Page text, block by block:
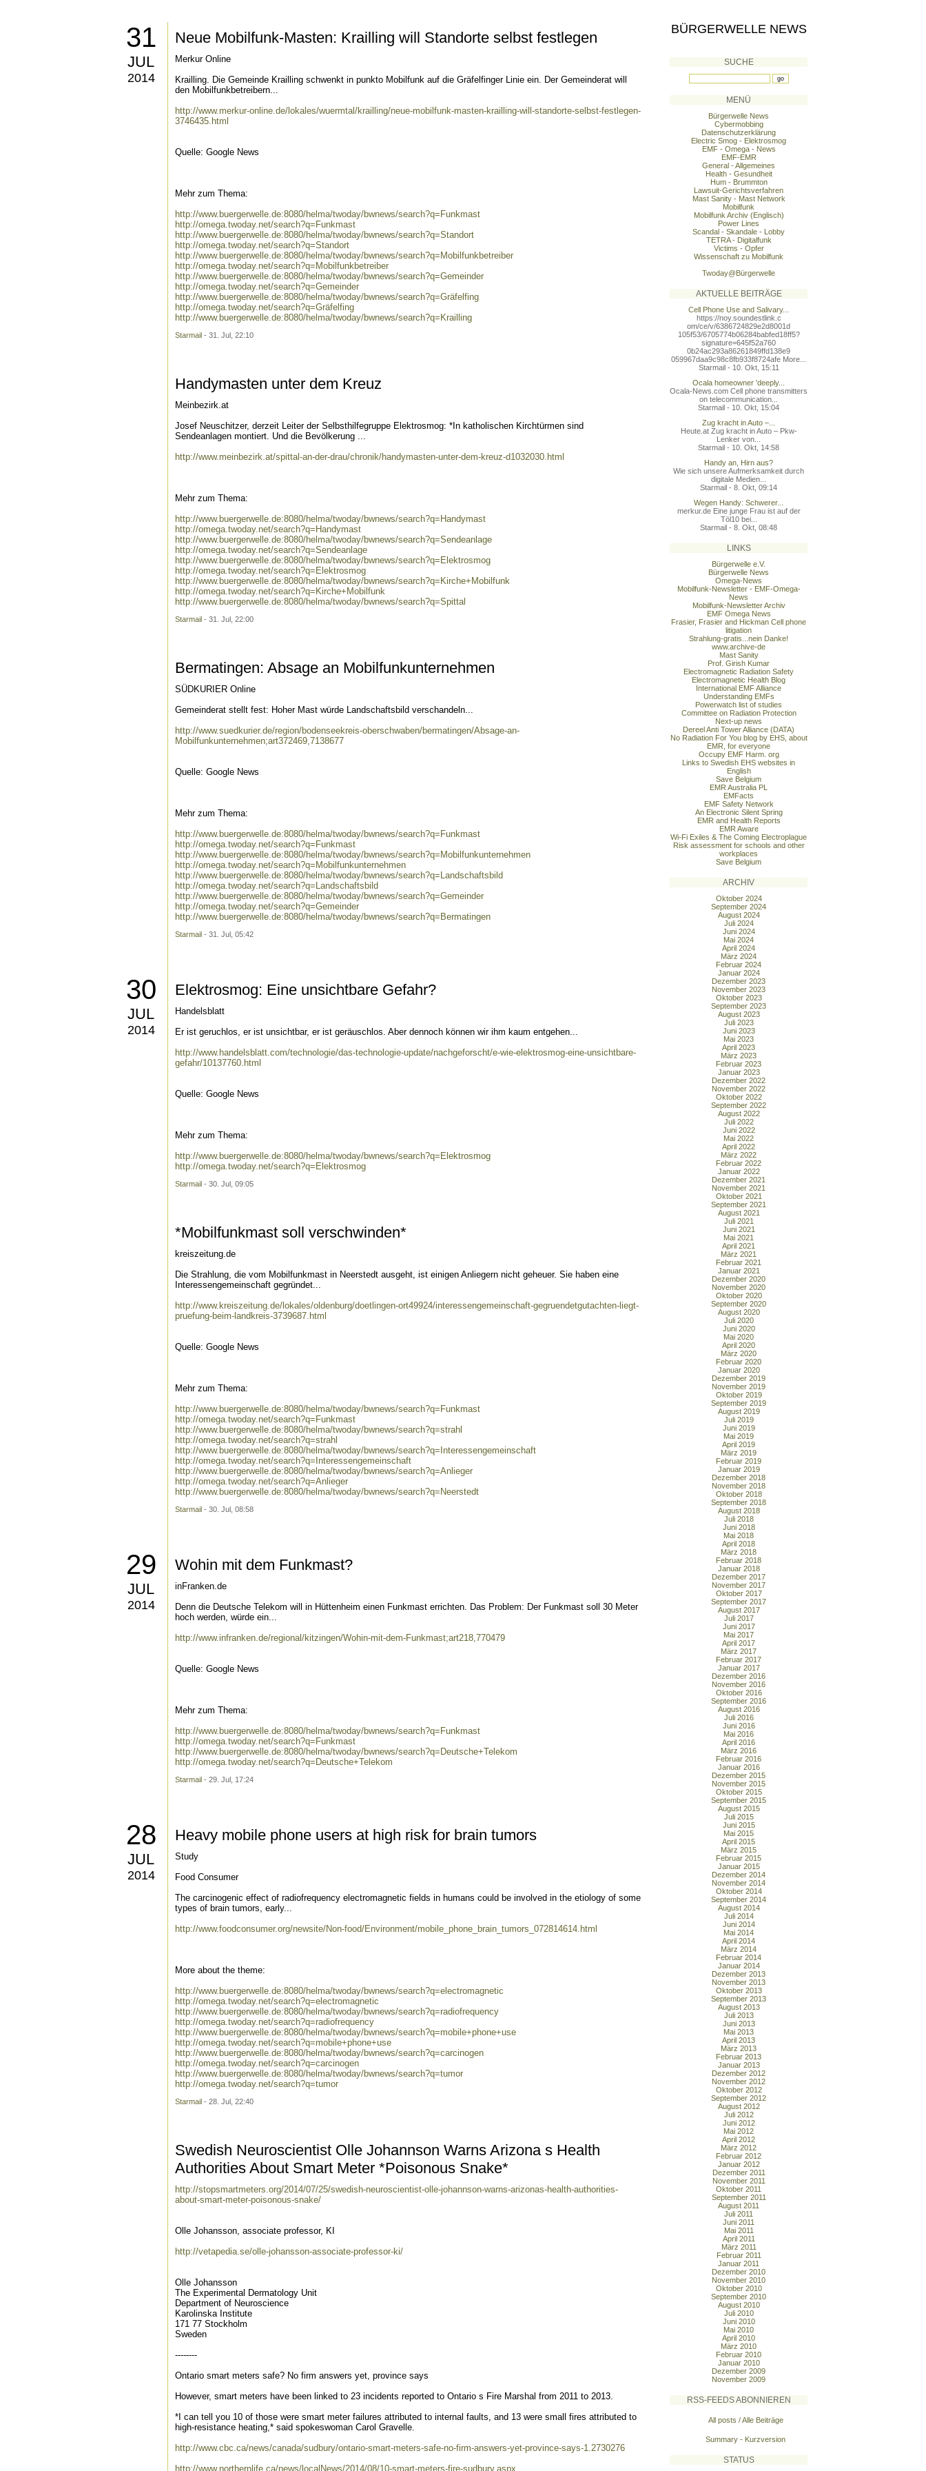
31
JUL
2014
Neue Mobilfunk-Masten: Krailling will Standorte selbst festlegen
Merkur Online
Krailling. Die Gemeinde Krailling schwenkt in punkto Mobilfunk auf die Gräfelfinger Linie ein. Der Gemeinderat will
den Mobilfunkbetreibern...
http://www.merkur-online.de/lokales/wuermtal/krailling/neue-mobilfunk-masten-krailling-will-standorte-selbst-festlegen-
3746435.html
Quelle: Google News
Mehr zum Thema:
http://www.buergerwelle.de:8080/helma/twoday/bwnews/search?q=Funkmast
http://omega.twoday.net/search?q=Funkmast
http://www.buergerwelle.de:8080/helma/twoday/bwnews/search?q=Standort
http://omega.twoday.net/search?q=Standort
http://www.buergerwelle.de:8080/helma/twoday/bwnews/search?q=Mobilfunkbetreiber
http://omega.twoday.net/search?q=Mobilfunkbetreiber
http://www.buergerwelle.de:8080/helma/twoday/bwnews/search?q=Gemeinder
http://omega.twoday.net/search?q=Gemeinder
http://www.buergerwelle.de:8080/helma/twoday/bwnews/search?q=Gräfelfing
http://omega.twoday.net/search?q=Gräfelfing
http://www.buergerwelle.de:8080/helma/twoday/bwnews/search?q=Krailling
Starmail - 31. Jul, 22:10
Handymasten unter dem Kreuz
Meinbezirk.at
Josef Neuschitzer, derzeit Leiter der Selbsthilfegruppe Elektrosmog: *In katholischen Kirchtürmen sind
Sendeanlagen montiert. Und die Bevölkerung ...
http://www.meinbezirk.at/spittal-an-der-drau/chronik/handymasten-unter-dem-kreuz-d1032030.html
Mehr zum Thema:
http://www.buergerwelle.de:8080/helma/twoday/bwnews/search?q=Handymast
http://omega.twoday.net/search?q=Handymast
http://www.buergerwelle.de:8080/helma/twoday/bwnews/search?q=Sendeanlage
http://omega.twoday.net/search?q=Sendeanlage
http://www.buergerwelle.de:8080/helma/twoday/bwnews/search?q=Elektrosmog
http://omega.twoday.net/search?q=Elektrosmog
http://www.buergerwelle.de:8080/helma/twoday/bwnews/search?q=Kirche+Mobilfunk
http://omega.twoday.net/search?q=Kirche+Mobilfunk
http://www.buergerwelle.de:8080/helma/twoday/bwnews/search?q=Spittal
Starmail - 31. Jul, 22:00
Bermatingen: Absage an Mobilfunkunternehmen
SÜDKURIER Online
Gemeinderat stellt fest: Hoher Mast würde Landschaftsbild verschandeln...
http://www.suedkurier.de/region/bodenseekreis-oberschwaben/bermatingen/Absage-an-
Mobilfunkunternehmen;art372469,7138677
Quelle: Google News
Mehr zum Thema:
http://www.buergerwelle.de:8080/helma/twoday/bwnews/search?q=Funkmast
http://omega.twoday.net/search?q=Funkmast
http://www.buergerwelle.de:8080/helma/twoday/bwnews/search?q=Mobilfunkunternehmen
http://omega.twoday.net/search?q=Mobilfunkunternehmen
http://www.buergerwelle.de:8080/helma/twoday/bwnews/search?q=Landschaftsbild
http://omega.twoday.net/search?q=Landschaftsbild
http://www.buergerwelle.de:8080/helma/twoday/bwnews/search?q=Gemeinder
http://omega.twoday.net/search?q=Gemeinder
http://www.buergerwelle.de:8080/helma/twoday/bwnews/search?q=Bermatingen
Starmail - 31. Jul, 05:42
30
JUL
2014
Elektrosmog: Eine unsichtbare Gefahr?
Handelsblatt
Er ist geruchlos, er ist unsichtbar, er ist geräuschlos. Aber dennoch können wir ihm kaum entgehen...
http://www.handelsblatt.com/technologie/das-technologie-update/nachgeforscht/e-wie-elektrosmog-eine-unsichtbare-
gefahr/10137760.html
Quelle: Google News
Mehr zum Thema:
http://www.buergerwelle.de:8080/helma/twoday/bwnews/search?q=Elektrosmog
http://omega.twoday.net/search?q=Elektrosmog
Starmail - 30. Jul, 09:05
*Mobilfunkmast soll verschwinden*
kreiszeitung.de
Die Strahlung, die vom Mobilfunkmast in Neerstedt ausgeht, ist einigen Anliegern nicht geheuer. Sie haben eine
Interessengemeinschaft gegründet...
http://www.kreiszeitung.de/lokales/oldenburg/doetlingen-ort49924/interessengemeinschaft-gegruendetgutachten-liegt-
pruefung-beim-landkreis-3739687.html
Quelle: Google News
Mehr zum Thema:
http://www.buergerwelle.de:8080/helma/twoday/bwnews/search?q=Funkmast
http://omega.twoday.net/search?q=Funkmast
http://www.buergerwelle.de:8080/helma/twoday/bwnews/search?q=strahl
http://omega.twoday.net/search?q=strahl
http://www.buergerwelle.de:8080/helma/twoday/bwnews/search?q=Interessengemeinschaft
http://omega.twoday.net/search?q=Interessengemeinschaft
http://www.buergerwelle.de:8080/helma/twoday/bwnews/search?q=Anlieger
http://omega.twoday.net/search?q=Anlieger
http://www.buergerwelle.de:8080/helma/twoday/bwnews/search?q=Neerstedt
Starmail - 30. Jul, 08:58
29
JUL
2014
Wohin mit dem Funkmast?
inFranken.de
Denn die Deutsche Telekom will in Hüttenheim einen Funkmast errichten. Das Problem: Der Funkmast soll 30 Meter
hoch werden, würde ein...
http://www.infranken.de/regional/kitzingen/Wohin-mit-dem-Funkmast;art218,770479
Quelle: Google News
Mehr zum Thema:
http://www.buergerwelle.de:8080/helma/twoday/bwnews/search?q=Funkmast
http://omega.twoday.net/search?q=Funkmast
http://www.buergerwelle.de:8080/helma/twoday/bwnews/search?q=Deutsche+Telekom
http://omega.twoday.net/search?q=Deutsche+Telekom
Starmail - 29. Jul, 17:24
28
JUL
2014
Heavy mobile phone users at high risk for brain tumors
Study
Food Consumer
The carcinogenic effect of radiofrequency electromagnetic fields in humans could be involved in the etiology of some
types of brain tumors, early...
http://www.foodconsumer.org/newsite/Non-food/Environment/mobile_phone_brain_tumors_072814614.html
More about the theme:
http://www.buergerwelle.de:8080/helma/twoday/bwnews/search?q=electromagnetic
http://omega.twoday.net/search?q=electromagnetic
http://www.buergerwelle.de:8080/helma/twoday/bwnews/search?q=radiofrequency
http://omega.twoday.net/search?q=radiofrequency
http://www.buergerwelle.de:8080/helma/twoday/bwnews/search?q=mobile+phone+use
http://omega.twoday.net/search?q=mobile+phone+use
http://www.buergerwelle.de:8080/helma/twoday/bwnews/search?q=carcinogen
http://omega.twoday.net/search?q=carcinogen
http://www.buergerwelle.de:8080/helma/twoday/bwnews/search?q=tumor
http://omega.twoday.net/search?q=tumor
Starmail - 28. Jul, 22:40
Swedish Neuroscientist Olle Johannson Warns Arizona s Health
Authorities About Smart Meter *Poisonous Snake*
http://stopsmartmeters.org/2014/07/25/swedish-neuroscientist-olle-johannson-warns-arizonas-health-authorities-
about-smart-meter-poisonous-snake/
Olle Johansson, associate professor, KI
http://vetapedia.se/olle-johansson-associate-professor-ki/
Olle Johansson
The Experimental Dermatology Unit
Department of Neuroscience
Karolinska Institute
171 77 Stockholm
Sweden
--------
Ontario smart meters safe? No firm answers yet, province says
However, smart meters have been linked to 23 incidents reported to Ontario s Fire Marshal from 2011 to 2013.
*I can tell you 10 of those were smart meter failures attributed to internal faults, and 13 were small fires attributed to
high-resistance heating,* said spokeswoman Carol Gravelle.
http://www.cbc.ca/news/canada/sudbury/ontario-smart-meters-safe-no-firm-answers-yet-province-says-1.2730276
http://www.northernlife.ca/news/localNews/2014/08/10-smart-meters-fire-sudbury.aspx
BÜRGERWELLE NEWS
SUCHE
MENÜ
Bürgerwelle News
Cybermobbing
Datenschutzerklärung
Electric Smog - Elektrosmog
EMF - Omega - News
EMF-EMR
General - Allgemeines
Health - Gesundheit
Hum - Brummton
Lawsuit-Gerichtsverfahren
Mast Sanity - Mast Network
Mobilfunk
Mobilfunk Archiv (Englisch)
Power Lines
Scandal - Skandale - Lobby
TETRA - Digitalfunk
Victims - Opfer
Wissenschaft zu Mobilfunk
Twoday@Bürgerwelle
AKTUELLE BEITRÄGE
Cell Phone Use and Salivary...
https://noy.soundestlink.c
om/ce/v/6386724829e2d8001d
105f53/6705774b06284babfed18ff5?
signature=645f52a760
0b24ac293a86261849ffd138e9
059967daa9c98c8fb933f8724afe More...
Starmail - 10. Okt, 15:11
Ocala homeowner 'deeply...
Ocala-News.com Cell phone transmitters
on telecommunication...
Starmail - 10. Okt, 15:04
Zug kracht in Auto –...
Heute.at Zug kracht in Auto – Pkw-
Lenker von...
Starmail - 10. Okt, 14:58
Handy an, Hirn aus?
Wie sich unsere Aufmerksamkeit durch
digitale Medien...
Starmail - 8. Okt, 09:14
Wegen Handy: Schwerer...
merkur.de Eine junge Frau ist auf der
Töl10 bei...
Starmail - 8. Okt, 08:48
LINKS
Bürgerwelle e.V.
Bürgerwelle News
Omega-News
Mobilfunk-Newsletter - EMF-Omega-
News
Mobilfunk-Newsletter Archiv
EMF Omega News
Frasier, Frasier and Hickman Cell phone
litigation
Strahlung-gratis...nein Danke!
www.archive-de
Mast Sanity
Prof. Girish Kumar
Electromagnetic Radiation Safety
Electromagnetic Health Blog
International EMF Alliance
Understanding EMFs
Powerwatch list of studies
Committee on Radiation Protection
Next-up news
Dereel Anti Tower Alliance (DATA)
No Radiation For You blog by EHS, about
EMR, for everyone
Occupy EMF Harm. org
Links to Swedish EHS websites in
English
Save Belgium
EMR Australia PL
EMFacts
EMF Safety Network
An Electronic Silent Spring
EMR and Health Reports
EMR Aware
Wi-Fi Exiles & The Coming Electroplague
Risk assessment for schools and other
workplaces
Save Belgium
ARCHIV
Oktober 2024
September 2024
August 2024
Juli 2024
Juni 2024
Mai 2024
April 2024
März 2024
Februar 2024
Januar 2024
Dezember 2023
November 2023
Oktober 2023
September 2023
August 2023
Juli 2023
Juni 2023
Mai 2023
April 2023
März 2023
Februar 2023
Januar 2023
Dezember 2022
November 2022
Oktober 2022
September 2022
August 2022
Juli 2022
Juni 2022
Mai 2022
April 2022
März 2022
Februar 2022
Januar 2022
Dezember 2021
November 2021
Oktober 2021
September 2021
August 2021
Juli 2021
Juni 2021
Mai 2021
April 2021
März 2021
Februar 2021
Januar 2021
Dezember 2020
November 2020
Oktober 2020
September 2020
August 2020
Juli 2020
Juni 2020
Mai 2020
April 2020
März 2020
Februar 2020
Januar 2020
Dezember 2019
November 2019
Oktober 2019
September 2019
August 2019
Juli 2019
Juni 2019
Mai 2019
April 2019
März 2019
Februar 2019
Januar 2019
Dezember 2018
November 2018
Oktober 2018
September 2018
August 2018
Juli 2018
Juni 2018
Mai 2018
April 2018
März 2018
Februar 2018
Januar 2018
Dezember 2017
November 2017
Oktober 2017
September 2017
August 2017
Juli 2017
Juni 2017
Mai 2017
April 2017
März 2017
Februar 2017
Januar 2017
Dezember 2016
November 2016
Oktober 2016
September 2016
August 2016
Juli 2016
Juni 2016
Mai 2016
April 2016
März 2016
Februar 2016
Januar 2016
Dezember 2015
November 2015
Oktober 2015
September 2015
August 2015
Juli 2015
Juni 2015
Mai 2015
April 2015
März 2015
Februar 2015
Januar 2015
Dezember 2014
November 2014
Oktober 2014
September 2014
August 2014
Juli 2014
Juni 2014
Mai 2014
April 2014
März 2014
Februar 2014
Januar 2014
Dezember 2013
November 2013
Oktober 2013
September 2013
August 2013
Juli 2013
Juni 2013
Mai 2013
April 2013
März 2013
Februar 2013
Januar 2013
Dezember 2012
November 2012
Oktober 2012
September 2012
August 2012
Juli 2012
Juni 2012
Mai 2012
April 2012
März 2012
Februar 2012
Januar 2012
Dezember 2011
November 2011
Oktober 2011
September 2011
August 2011
Juli 2011
Juni 2011
Mai 2011
April 2011
März 2011
Februar 2011
Januar 2011
Dezember 2010
November 2010
Oktober 2010
September 2010
August 2010
Juli 2010
Juni 2010
Mai 2010
April 2010
März 2010
Februar 2010
Januar 2010
Dezember 2009
November 2009
RSS-FEEDS ABONNIEREN
All posts / Alle Beiträge
Summary - Kurzversion
STATUS